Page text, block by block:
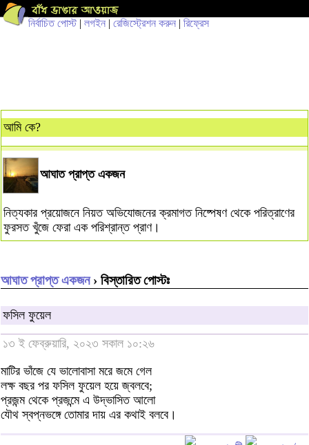
নির্বাচিত পোস্ট| লগইন | রেজিস্ট্রেশন করুন | রিফ্রেস
আমি কে?
আঘাত প্রাপ্ত একজন
নিত্যকার প্রয়োজনে নিয়ত অভিযোজনের ক্রমাগত নিষ্পেষণ থেকে পরিত্রাণের
ফুরসত খুঁজে ফেরা এক পরিশ্রান্ত প্রাণ।
আঘাত প্রাপ্ত একজন› বিস্তারিত পোস্টঃ
ফসিল ফুয়েল
১৩ ই ফেব্রুয়ারি, ২০২৩ সকাল ১০:২৬
মাটির ভাঁজে যে ভালোবাসা মরে জমে গেল
লক্ষ বছর পর ফসিল ফুয়েল হয়ে জ্বলবে;
প্রজন্ম থেকে প্রজন্মে এ উদ্ভাসিত আলো
যৌথ স্বপ্নভঙ্গে তোমার দায় এর কথাই বলবে।